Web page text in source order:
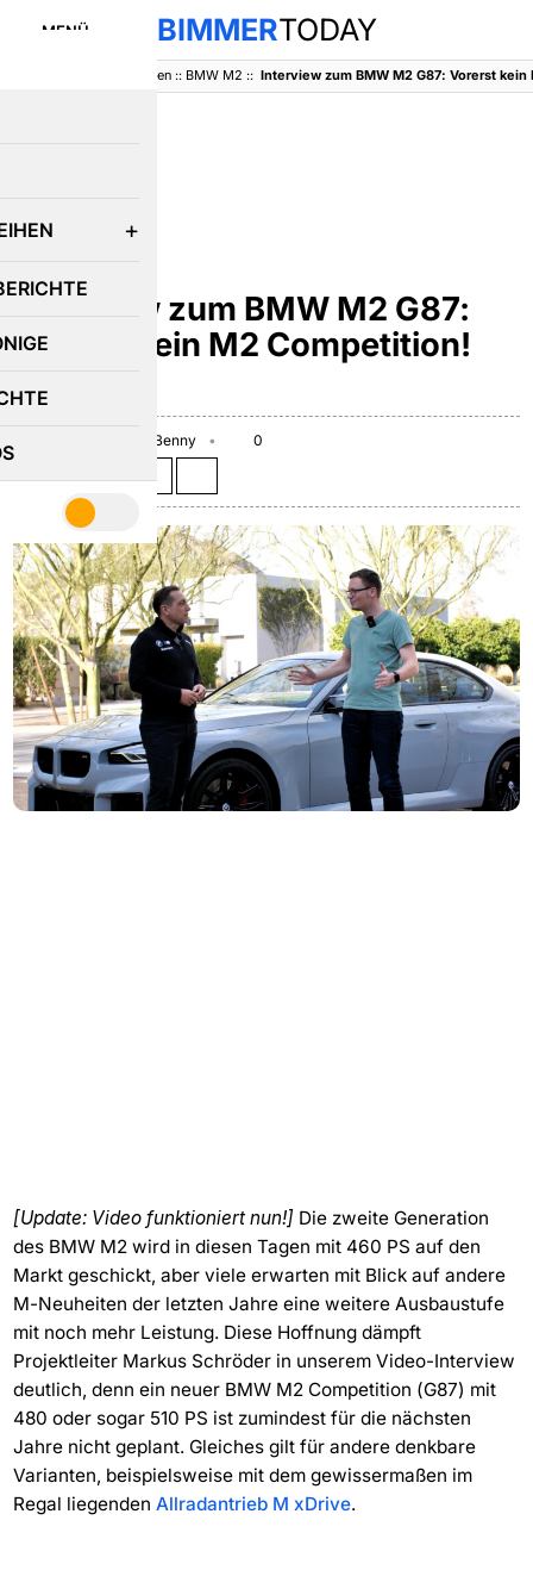
MENÜ BIMMERTODAY
Baureihen:: BMW M2 ::
Interview zum BMW M2 G87:
Vorerst kein M2 Competition!
[Update]
Benny
0
[Update: Video funktioniert nun!] Die zweite Generation
des BMW M2 wird in diesen Tagen mit 460 PS auf den
Markt geschickt, aber viele erwarten mit Blick auf andere
M-Neuheiten der letzten Jahre eine weitere Ausbaustufe
mit noch mehr Leistung. Diese Hoffnung dämpft
Projektleiter Markus Schröder in unserem Video-Interview
deutlich, denn ein neuer BMW M2 Competition (G87) mit
480 oder sogar 510 PS ist zumindest für die nächsten
Jahre nicht geplant. Gleiches gilt für andere denkbare
Varianten, beispielsweise mit dem gewissermaßen im
Regal liegenden Allradantrieb M xDrive.